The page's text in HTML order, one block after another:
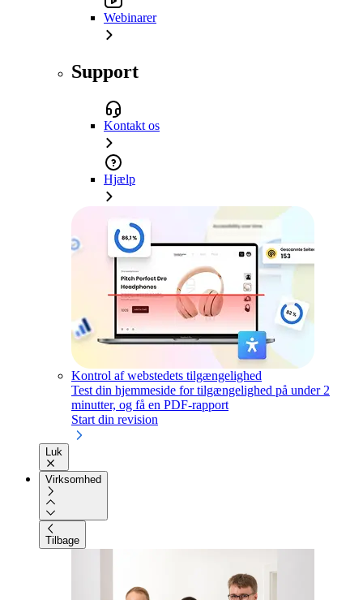
Webinarer
Support
Kontakt os
Hjælp
Kontrol af webstedets tilgængelighed
Test din hjemmeside for tilgængelighed på under 2
minutter, og få en PDF-rapport
Start din revision
Luk
Virksomhed
Tilbage